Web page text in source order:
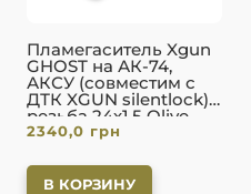
Пламегаситель Xgun
GHOST на АК-74,
АКСУ (совместим с
ДТК XGUN silentlock)
резьба 24х1,5 Olive
2340,0 грн
В КОРЗИНУ